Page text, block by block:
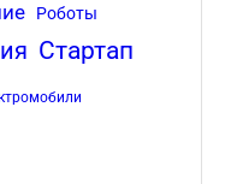
Роботы
Стартап